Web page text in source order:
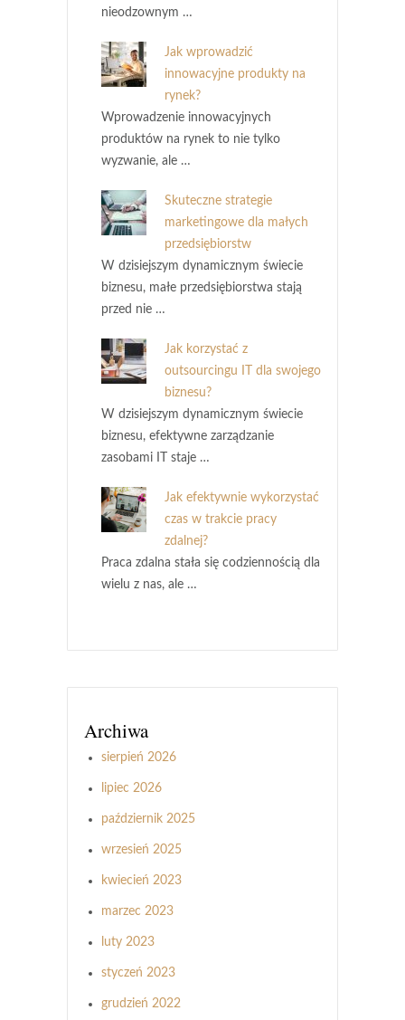
nieodzownym …
Jak wprowadzić
innowacyjne produkty na
rynek?
Wprowadzenie innowacyjnych
produktów na rynek to nie tylko
wyzwanie, ale …
Skuteczne strategie
marketingowe dla małych
przedsiębiorstw
W dzisiejszym dynamicznym świecie
biznesu, małe przedsiębiorstwa stają
przed nie …
Jak korzystać z
outsourcingu IT dla swojego
biznesu?
W dzisiejszym dynamicznym świecie
biznesu, efektywne zarządzanie
zasobami IT staje …
Jak efektywnie wykorzystać
czas w trakcie pracy
zdalnej?
Praca zdalna stała się codziennością dla
wielu z nas, ale …
Archiwa
sierpień 2026
lipiec 2026
październik 2025
wrzesień 2025
kwiecień 2023
marzec 2023
luty 2023
styczeń 2023
grudzień 2022